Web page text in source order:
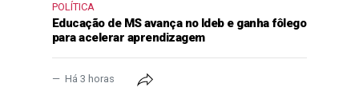
POLÍTICA
Educação de MS avança no Ideb e ganha fôlego
para acelerar aprendizagem
Há 3 horas